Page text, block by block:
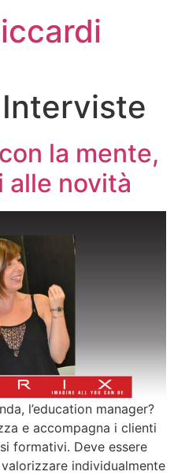
Interviste
la mente,
alle novità
l’education manager?
e accompagna i clienti
formativi. Deve essere
individualmente